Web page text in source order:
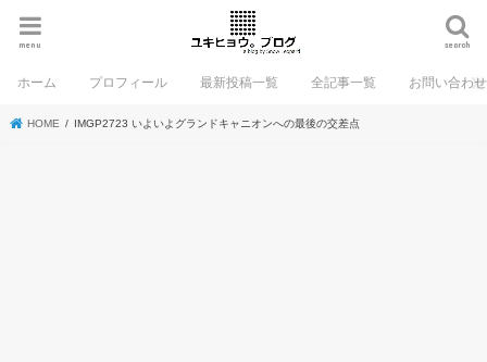
search
menu
ホーム プロフィール 最新投稿一覧 全記事一覧 お問い合わせ
HOME IMGP2723 いよいよグランドキャニオンへの最後の交差点